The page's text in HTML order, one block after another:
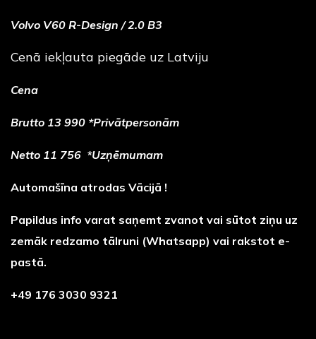
Volvo V60 R-Design / 2.0 B3
Cenā iekļauta piegāde uz Latviju
Cena
Brutto 13 990 *Privātpersonām
Netto 11 756 *Uzņēmumam
Automašīna atrodas Vācijā !
Papildus info varat saņemt zvanot vai sūtot ziņu uz
zemāk redzamo tālruni (Whatsapp) vai rakstot e-
pastā.
+49 176 3030 9321